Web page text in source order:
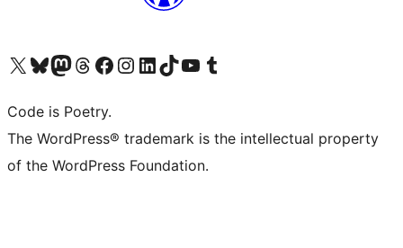
Visit our X (formerly Twitter) account
ഞങ്ങളുടെ ബ്ലൂസ്കൈ അക്കൗണ്ട് സന്ദർശിക്കുക
Visit our Mastodon account
ഞങ്ങളുടെ ത്രെഡ്സ് അക്കൗണ്ട് സന്ദർശിക്കുക
Visit our Facebook page
Visit our Instagram account
Visit our LinkedIn account
ഞങ്ങളുടെ ടിക് ടോക് അക്കൗണ്ട് സന്ദർശിക്കുക
Visit our YouTube channel
ഞങ്ങളുടെ ടംബ്ലർ അക്കൗണ്ട് സന്ദർശിക്കുക
Code is Poetry.
The WordPress® trademark is the intellectual property
of the WordPress Foundation.